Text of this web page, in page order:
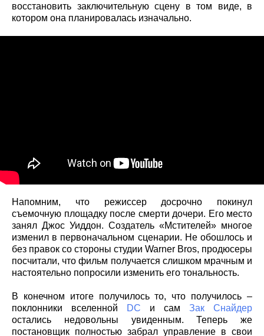
восстановить заключительную сцену в том виде, в
котором она планировалась изначально.
Напомним, что режиссер досрочно покинул
съемочную площадку после смерти дочери. Его место
занял Джос Уиддон. Создатель «Мстителей» многое
изменил в первоначальном сценарии. Не обошлось и
без правок со стороны студии Warner Bros, продюсеры
посчитали, что фильм получается слишком мрачным и
настоятельно попросили изменить его тональность.
В конечном итоге получилось то, что получилось –
поклонники вселенной
DC и сам Зак Снайдер
остались недовольны увиденным. Теперь же
постановщик полностью забрал управление в свои